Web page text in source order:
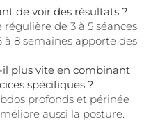
de voir des résultats ?
de 3 à 5 séances
8 semaines apporte des
plus vite en combinant
spécifiques ?
profonds et périnée
aussi la posture.